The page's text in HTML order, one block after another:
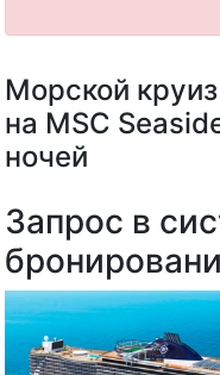
Морской
на MSC
ночей
Запрос в